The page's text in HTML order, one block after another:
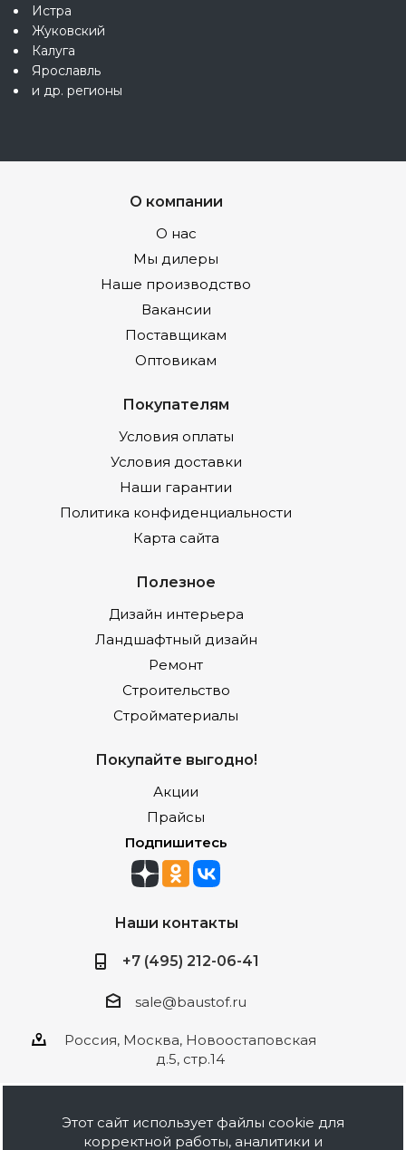
Истра
Жуковский
Калуга
Ярославль
и др. регионы
О компании
О нас
Мы дилеры
Наше производство
Вакансии
Поставщикам
Оптовикам
Покупателям
Условия оплаты
Условия доставки
Наши гарантии
Политика конфиденциальности
Карта сайта
Полезное
Дизайн интерьера
Ландшафтный дизайн
Ремонт
Строительство
Стройматериалы
Покупайте выгодно!
Акции
Прайсы
Подпишитесь
Наши контакты
+7 (495) 212-06-41
sale@baustof.ru
Россия, Москва, Новоостаповская
д.5, стр.14
Этот сайт использует файлы cookie для
корректной работы, аналитики и